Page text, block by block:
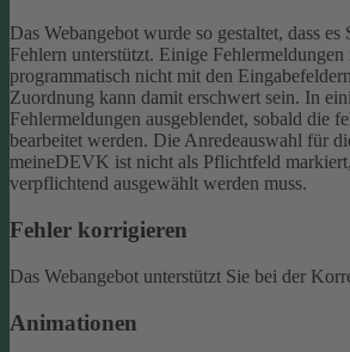
Das Webangebot wurde so gestaltet, dass
Fehlern unterstützt. Einige
programmatisch nicht mit den
Zuordnung kann damit erschwert sein. In
Fehlermeldungen ausgeblendet, sobald die
bearbeitet werden. Die Anredeauswahl für
meineDEVK ist nicht als Pflichtfeld
verpflichtend ausgewählt werden muss.
Fehler korrigieren
Das Webangebot unterstützt Sie bei der
Animationen